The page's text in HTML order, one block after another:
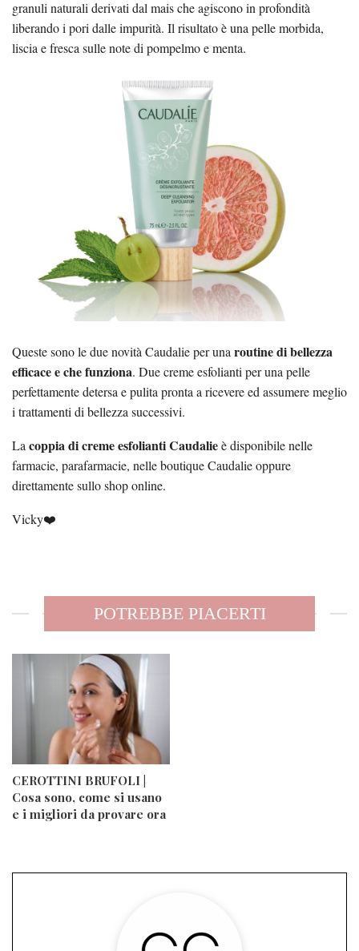
granuli naturali derivati dal mais che agiscono in profondità
liberando i pori dalle impurità. Il risultato è una pelle morbida,
liscia e fresca sulle note di pompelmo e menta.
Queste sono le due novità Caudalie per una routine di bellezza
efficace e che funziona. Due creme esfolianti per una pelle
perfettamente detersa e pulita pronta a ricevere ed assumere meglio
i trattamenti di bellezza successivi.
La coppia di creme esfolianti Caudalieè disponibile nelle
farmacie, parafarmacie, nelle boutique Caudalie oppure
direttamente sullo shop online.
Vicky❤️
POTREBBE PIACERTI
CEROTTINI BRUFOLI |
Cosa sono, come si usano
e i migliori da provare ora